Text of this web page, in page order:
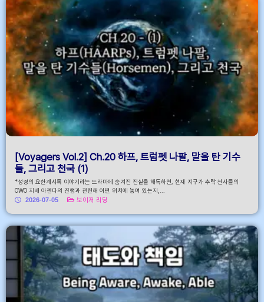
[Voyagers Vol.2] Ch.20 하프, 트럼펫 나팔, 말을 탄 기수
들, 그리고 천국 (1)
*성경의 요한계시록 이야기라는 드라마에 숨겨진 진실을 해독하면, 현재 지구가 추락 천사들의
OWO 지배 아젠다의 진행과 관련해 어떤 위치에 놓여 있는지,...
2026-07-05
보이저 리딩